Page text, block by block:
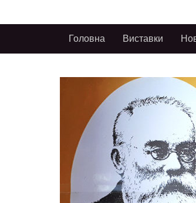
Головна Виставки